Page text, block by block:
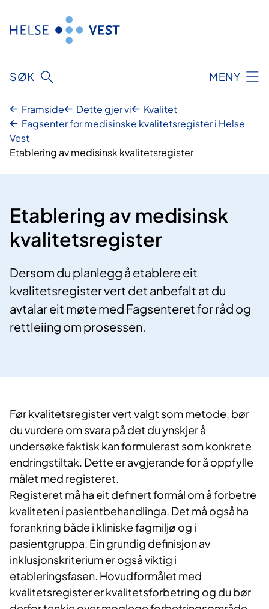
innhald
SØK MENY
Framside Dette gjer vi
Kvalitet
Fagsenter for medisinske kvalitetsregister i Helse
Vest
Etablering av medisinsk kvalitetsregister
Etablering av medisinsk
kvalitetsregister
Dersom du planlegg å etablere eit
kvalitetsregister vert det anbefalt at du
avtalar eit møte med Fagsenteret for råd og
rettleiing om prosessen.
​​Før kvalitetsregister vert valgt som metode, bør
du vurdere om svara på det du ynskjer å
undersøke faktisk kan formulerast som konkrete
endringstiltak. Dette er avgjerande for å oppfylle
målet med registeret.​
Registeret må ha eit definert formål om å forbetre
kvaliteten i pasientbehandlinga. Det må også ha
forankring både i klinisk​e fagmiljø og i
pasientgruppa. Ein grundig definisjon av
inklusjonskriterium er også viktig i
etableringsfasen. Hovudformålet med
kvalitetsregister er kvalitetsforbetring og du bør